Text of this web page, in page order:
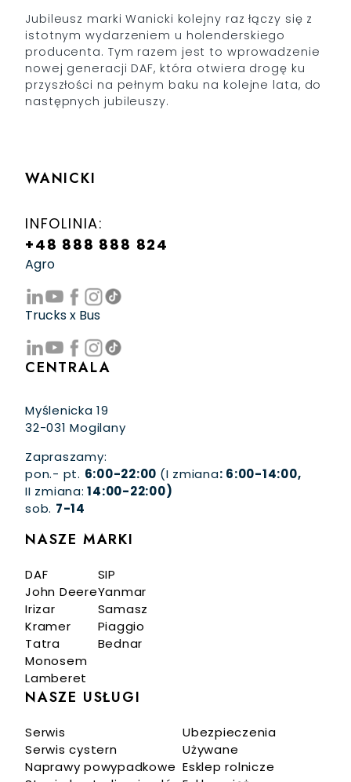
Jubileusz marki Wanicki kolejny raz łączy się z
istotnym wydarzeniem u holenderskiego
producenta. Tym razem jest to wprowadzenie
nowej generacji DAF, która otwiera drogę ku
przyszłości na pełnym baku na kolejne lata, do
następnych jubileuszy.
WANICKI
INFOLINIA:
+48 888 888 824
Agro
Trucks x Bus
CENTRALA
Myślenicka 19
32-031 Mogilany
Zapraszamy:
pon.- pt. 6:00-22:00 (I zmiana: 6:00-14:00,
II zmiana: 14:00-22:00)
sob. 7-14
NASZE MARKI
DAF
John Deere
Irizar
Kramer
Tatra
Monosem
Lamberet
SIP
Yanmar
Samasz
Piaggio
Bednar
NASZE USŁUGI
Serwis
Serwis cystern
Naprawy powypadkowe
Ubezpieczenia
Używane
Esklep rolnicze